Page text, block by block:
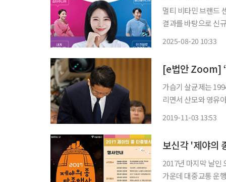
멀티 비타민 브랜드
결과를 바탕으로 신
2025-08-20 10:33
가습기 살균제는
리면서 산모와 영유
2019-11-03 13:53
2017년 마지막 날인
가운데 대중교통 운행시간에 관심